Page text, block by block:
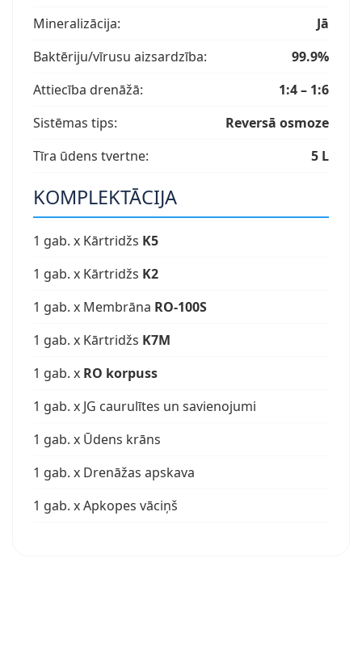
Mineralizācija:
Jā
Baktēriju/vīrusu aizsardzība:
99.9%
Attiecība drenāžā:
1:4 – 1:6
Sistēmas tips:
Reversā osmoze
Tīra ūdens tvertne:
5 L
KOMPLEKTĀCIJA
1 gab. x Kārtridžs K5
1 gab. x Kārtridžs K2
1 gab. x Membrāna RO-100S
1 gab. x Kārtridžs K7M
1 gab. x RO korpuss
1 gab. x JG caurulītes un savienojumi
1 gab. x Ūdens krāns
1 gab. x Drenāžas apskava
1 gab. x Apkopes vāciņš